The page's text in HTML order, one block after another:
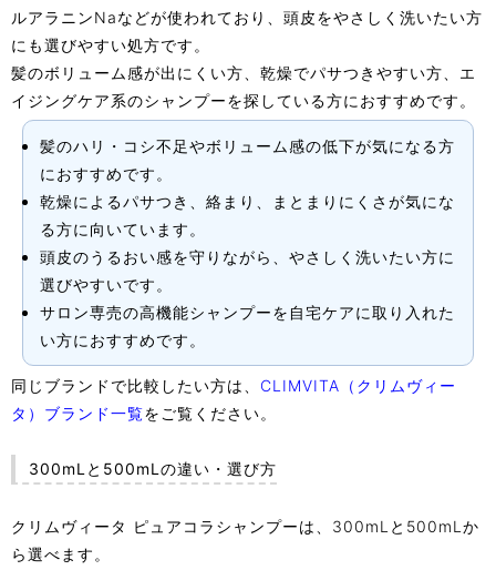
ルアラニンNaなどが使われており、頭皮をやさしく洗いたい方
にも選びやすい処方です。
髪のボリューム感が出にくい方、乾燥でパサつきやすい方、エ
イジングケア系のシャンプーを探している方におすすめです。
髪のハリ・コシ不足やボリューム感の低下が気になる方
におすすめです。
乾燥によるパサつき、絡まり、まとまりにくさが気にな
る方に向いています。
頭皮のうるおい感を守りながら、やさしく洗いたい方に
選びやすいです。
サロン専売の高機能シャンプーを自宅ケアに取り入れた
い方におすすめです。
同じブランドで比較したい方は、 CLIMVITA（クリムヴィー
タ）ブランド一覧をご覧ください。
300mLと500mLの違い・選び方
クリムヴィータ ピュアコラシャンプーは、300mLと500mLか
ら選べます。